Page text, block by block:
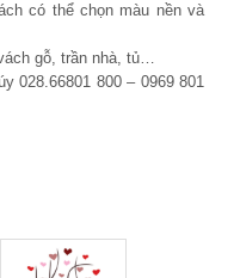
có thể chọn màu nền và
gỗ, trần nhà, tủ…
028.66801 800 – 0969 801